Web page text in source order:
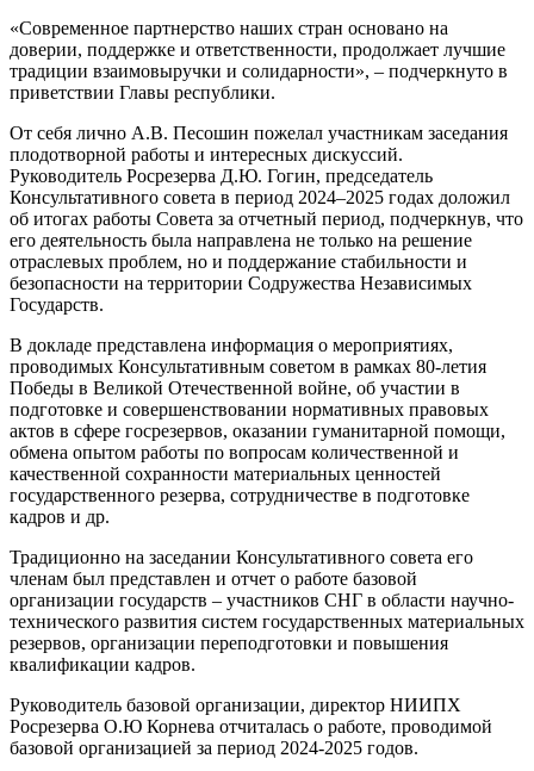
«Современное партнерство наших стран основано на
доверии, поддержке и ответственности, продолжает лучшие
традиции взаимовыручки и солидарности», – подчеркнуто в
приветствии Главы республики.
От себя лично А.В. Песошин пожелал участникам заседания
плодотворной работы и интересных дискуссий.
Руководитель Росрезерва Д.Ю. Гогин, председатель
Консультативного совета в период 2024–2025 годах доложил
об итогах работы Совета за отчетный период, подчеркнув, что
его деятельность была направлена не только на решение
отраслевых проблем, но и поддержание стабильности и
безопасности на территории Содружества Независимых
Государств.
В докладе представлена информация о мероприятиях,
проводимых Консультативным советом в рамках 80-летия
Победы в Великой Отечественной войне, об участии в
подготовке и совершенствовании нормативных правовых
актов в сфере госрезервов, оказании гуманитарной помощи,
обмена опытом работы по вопросам количественной и
качественной сохранности материальных ценностей
государственного резерва, сотрудничестве в подготовке
кадров и др.
Традиционно на заседании Консультативного совета его
членам был представлен и отчет о работе базовой
организации государств – участников СНГ в области научно-
технического развития систем государственных материальных
резервов, организации переподготовки и повышения
квалификации кадров.
Руководитель базовой организации, директор НИИПХ
Росрезерва О.Ю Корнева отчиталась о работе, проводимой
базовой организацией за период 2024-2025 годов.